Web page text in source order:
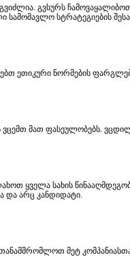
გვსურს
სამომავლო სტრატეგიების
ეთიკური ნორმების
ვცემთ მათ ფასეულობებს.
ყველა სახის
და არც კანდიდატი.
მეტ